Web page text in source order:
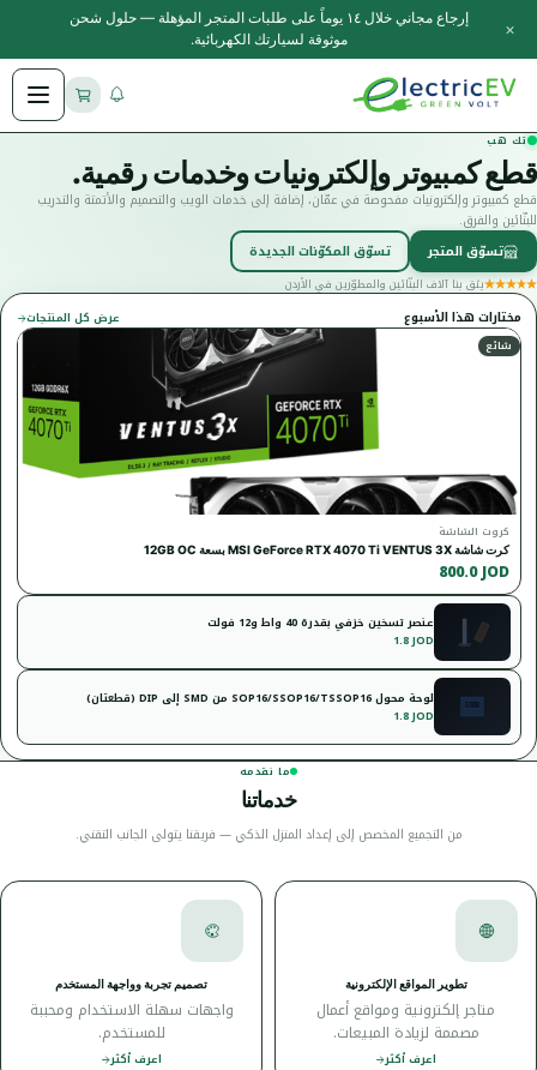
×
إرجاع مجاني خلال ١٤ يوماً على طلبات المتجر المؤهلة — حلول شحن
موثوقة لسيارتك الكهربائية.
تك هب
قطع كمبيوتر وإلكترونيات وخدمات رقمية.
قطع كمبيوتر وإلكترونيات مفحوصة في عمّان، إضافة إلى خدمات الويب والتصميم والأتمتة والتدريب
للبنّائين والفرق.
تسوّق المتجر
تسوّق المكوّنات الجديدة
يثق بنا آلاف البنّائين والمطوّرين في الأردن
مختارات هذا الأسبوع عرض كل المنتجات
شائع
كروت الشاشة
كرت شاشة MSI GeForce RTX 4070 Ti VENTUS 3X بسعة 12GB OC
800.0 JOD
عنصر تسخين خزفي بقدرة 40 واط و12 فولت
1.8 JOD
لوحة محول SOP16/SSOP16/TSSOP16 من SMD إلى DIP (قطعتان)
1.8 JOD
ما نقدمه
خدماتنا
من التجميع المخصص إلى إعداد المنزل الذكي — فريقنا يتولى الجانب التقني.
تطوير المواقع الإلكترونية
متاجر إلكترونية ومواقع أعمال
مصممة لزيادة المبيعات.
اعرف أكثر
تصميم تجربة وواجهة المستخدم
واجهات سهلة الاستخدام ومحببة
للمستخدم.
اعرف أكثر